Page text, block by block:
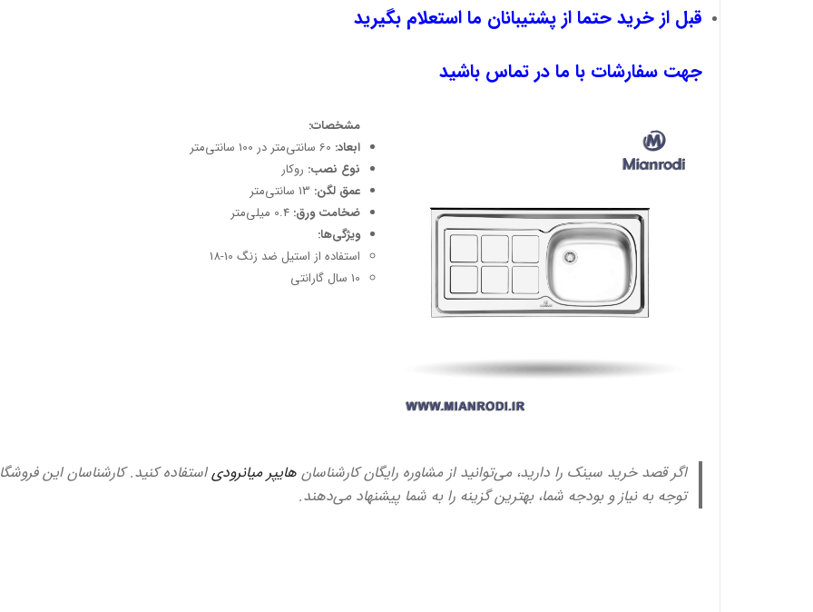
قبل از خرید حتما از پشتیبانان ما استعلام بگیرید
جهت سفارشات با ما در تماس باشید
مشخصات:
ابعاد:
نوع نصب: روکار
عمق لگن:
ضخامت ورق:
ویژگی‌ها:
استفاده از استیل ضد زنگ 10-18
10 سال گارانتی
اگر قصد خرید سینک را دارید، می‌توانید از مشاوره رایگان کارشناسان هایپر میانرودیاستفاده کنید. کارشناسان این
توجه به نیاز و بودجه شما، بهترین گزینه را به شما پیشنهاد می‌دهند.